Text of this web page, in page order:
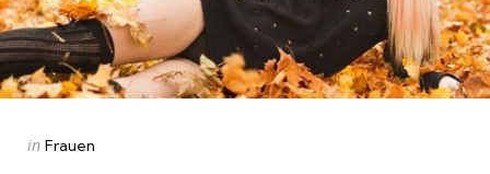
Categories
Posted
in Frauen